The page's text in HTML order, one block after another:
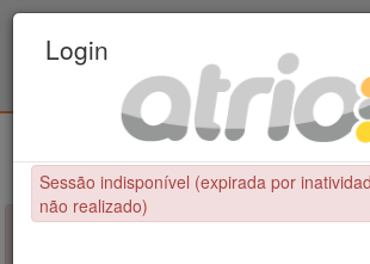
Educação Física / UPE - UFPB
NÃO FOI POSSÍVEL CONCLUIR A
Login
Sessão indisponível (expirada por
não realizado)